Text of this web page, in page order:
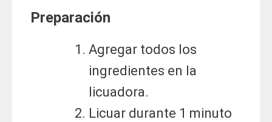
Preparación
Agregar todos los
ingredientes en la
licuadora.
Licuar durante 1 minuto